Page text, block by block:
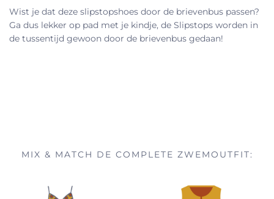
Wist je dat deze slipstopshoes door de brievenbus passen?
Ga dus lekker op pad met je kindje, de Slipstops worden in
de tussentijd gewoon door de brievenbus gedaan!
MIX & MATCH DE COMPLETE ZWEMOUTFIT: